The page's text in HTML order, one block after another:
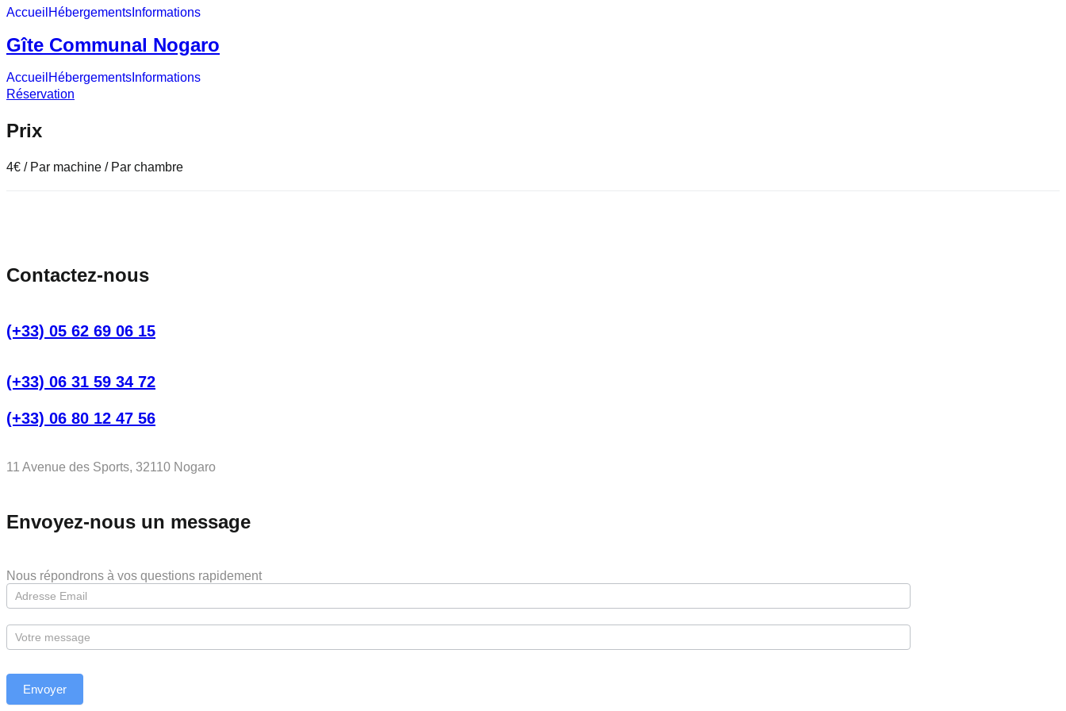
Accueil Hébergements Informations
Gîte Communal Nogaro
Accueil Hébergements Informations
Réservation
Prix
4€ / Par machine / Par chambre
Contactez-nous
(+33) 05 62 69 06 15
(+33) 06 31 59 34 72
(+33) 06 80 12 47 56
11 Avenue des Sports, 32110 Nogaro
Envoyez-nous un message
Nous répondrons à vos questions rapidement